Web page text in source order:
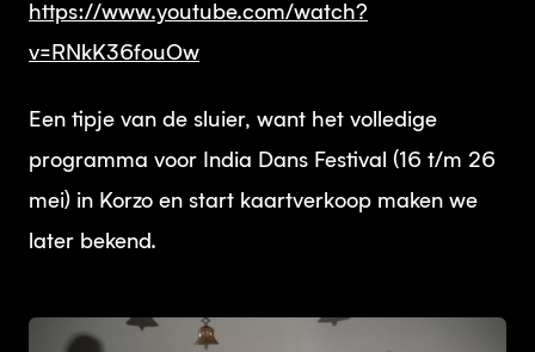
https://www.youtube.com/watch?
v=RNkK36fouOw
Een tipje van de sluier, want het volledige
programma voor India Dans Festival (16 t/m 26
mei) in Korzo en start kaartverkoop maken we
later bekend.